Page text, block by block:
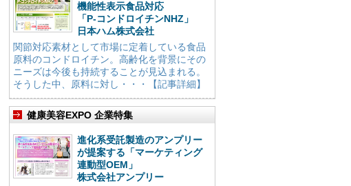
機能性表示食品対応
「P-コンドロイチンNHZ」
日本ハム株式会社
関節対応素材として市場に定着している食品
原料のコンドロイチン。高齢化を背景にその
ニーズは今後も持続することが見込まれる。
そうした中、原料に対し・・・【記事詳細】
健康美容EXPO 企業特集
進化系受託製造のアンプリー
が提案する「マーケティング
連動型OEM」
株式会社アンプリー